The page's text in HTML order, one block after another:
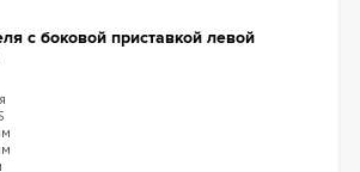
с боковой приставкой левой